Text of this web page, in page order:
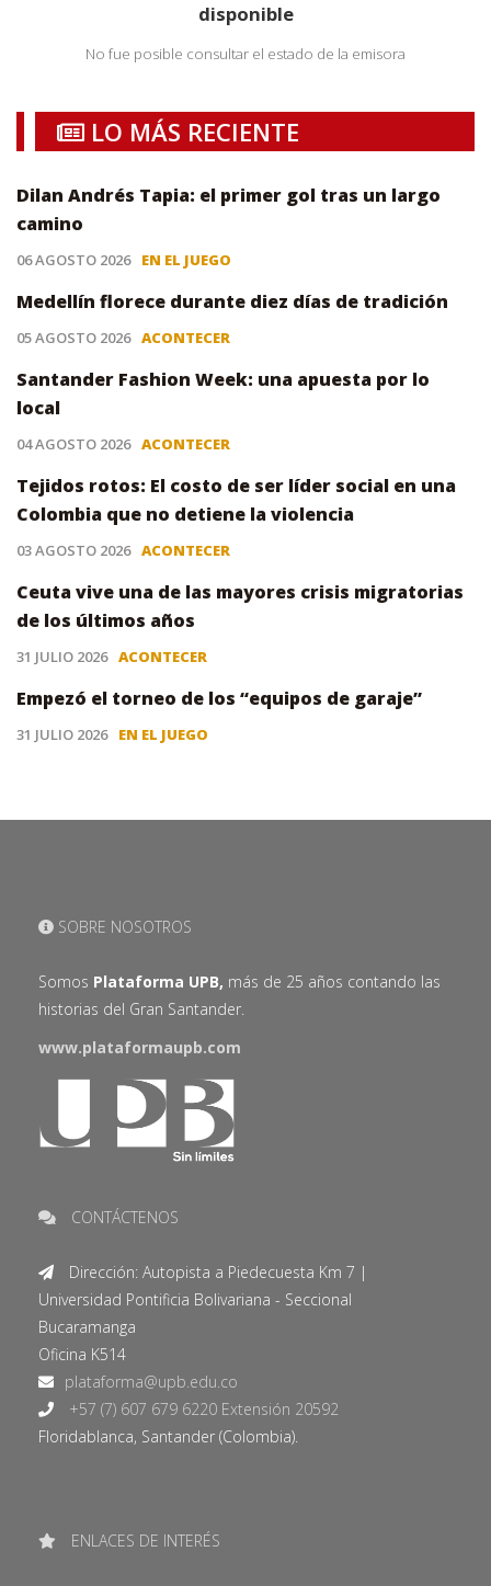
disponible
No fue posible consultar el estado de la emisora
LO MÁS RECIENTE
Dilan Andrés Tapia: el primer gol tras un largo
camino
06 AGOSTO 2026 EN EL JUEGO
Medellín florece durante diez días de tradición
05 AGOSTO 2026 ACONTECER
Santander Fashion Week: una apuesta por lo
local
04 AGOSTO 2026 ACONTECER
Tejidos rotos: El costo de ser líder social en una
Colombia que no detiene la violencia
03 AGOSTO 2026 ACONTECER
Ceuta vive una de las mayores crisis migratorias
de los últimos años
31 JULIO 2026 ACONTECER
Empezó el torneo de los “equipos de garaje”
31 JULIO 2026 EN EL JUEGO
SOBRE NOSOTROS
Somos Plataforma UPB, más de 25 años contando las
historias del Gran Santander.
www.plataformaupb.com
CONTÁCTENOS
Dirección: Autopista a Piedecuesta Km 7 |
Universidad Pontificia Bolivariana - Seccional
Bucaramanga
Oficina K514
+57 (7) 607 679 6220 Extensión 20592
Floridablanca, Santander (Colombia).
ENLACES DE INTERÉS